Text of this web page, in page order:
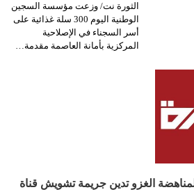
الثورة نت/ وزعت مؤسسة السجين
الوطنية اليوم 300 سلة غذائية على
أسر السجناء في الإصلاحية
المركزية بأمانة العاصمة مقدمة…
لمناهضة الغزو تدين جريمة تشويش قناة